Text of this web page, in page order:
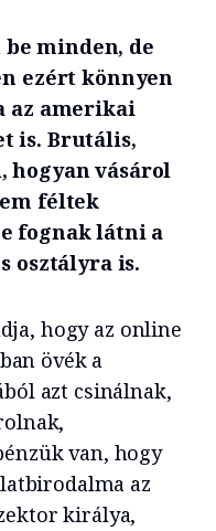
minden, de
ezért könnyen
az amerikai
is. Brutális,
hogyan vásárol
féltek
fognak látni a
osztályra is.
hogy az online
övék a
azt csinálnak,
van, hogy
az
királya,